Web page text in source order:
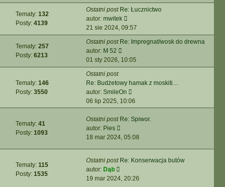
Tematy: 132
Posty: 4139
Ostatni post Re: Łucznictwo
autor: mwitek
najnowszy
post
21 sie 2024, 09:57
Tematy: 257
Posty: 6213
Ostatni post Re: Impregnat/wosk do drewna
autor: M 52
najnowszy
post
01 sty 2026, 10:05
Tematy: 146
Posty: 3550
Ostatni post
Re: Budżetowy hamak z moskiti…
autor: SmileOn
najnowszy
post
06 lip 2025, 10:06
Tematy: 41
Posty: 1093
Ostatni post Re: Spiwor.
autor: Pies
najnowszy
18 mar 2024, 05:08
Tematy: 115
Posty: 1535
Ostatni post Re: Konserwacja butów
autor: Dąb
najnowszy
19 mar 2024, 20:26